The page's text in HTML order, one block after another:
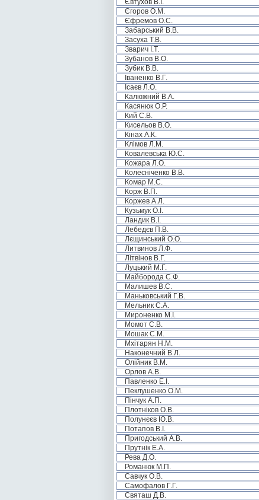
Євтухов В.І.
Єгоров О.М.
Єфремов О.С.
Забарський В.В.
Засуха Т.В.
Зварич І.Т.
Зубанов В.О.
Зубик В.В.
Іваненко В.Г.
Ісаєв Л.О.
Калюжний В.А.
Касянюк О.Р.
Кий С.В.
Кисельов В.О.
Кінах А.К.
Клімов Л.М.
Ковалевська Ю.С.
Кожара Л.О.
Колесніченко В.В.
Комар М.С.
Корж В.П.
Коржев А.Л.
Кузьмук О.І.
Ландик В.І.
Лебедєв П.В.
Лєщинський О.О.
Литвинов Л.Ф.
Літвінов В.Г.
Луцький М.Г.
Майборода С.Ф.
Малишев В.С.
Маньковський Г.В.
Мельник С.А.
Мироненко М.І.
Момот С.В.
Мошак С.М.
Мхітарян Н.М.
Наконечний В.Л.
Олійник В.М.
Орлов А.В.
Павленко Е.І.
Пеклушенко О.М.
Пінчук А.П.
Плотніков О.В.
Полунєєв Ю.В.
Потапов В.І.
Пригодський А.В.
Прутнік Е.А.
Рева Д.О.
Романюк М.П.
Савчук О.В.
Самофалов Г.Г.
Святаш Д.В.